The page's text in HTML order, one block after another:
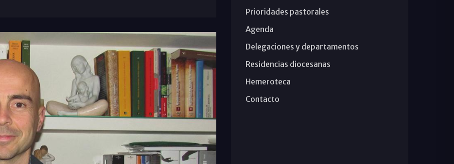
Prioridades pastorales
Agenda
Delegaciones y departamentos
Residencias diocesanas
Hemeroteca
Contacto